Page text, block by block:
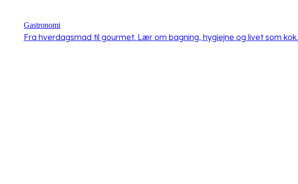
Gastronomi
Fra hverdagsmad til gourmet. Lær om bagning, hygiejne og livet som kok.